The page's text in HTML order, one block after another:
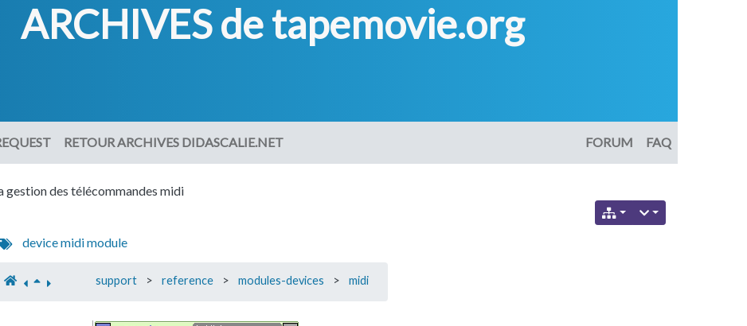
ARCHIVES de tapemovie.org
RETOUR ARCHIVES DIDASCALIE.NET FORUM FAQ
gestion des télécommandes midi
devicemidimodule
support > reference > modules-devices > midi